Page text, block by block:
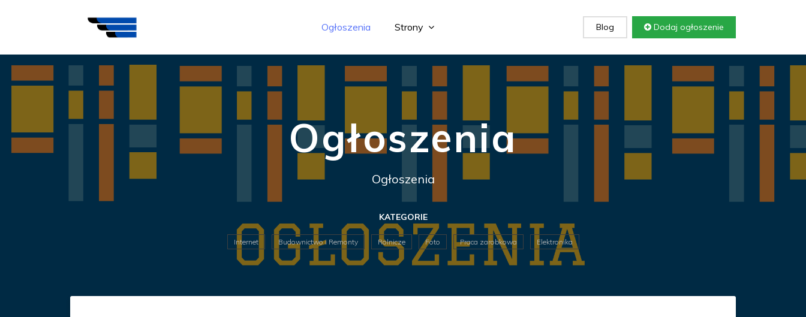
Ogłoszenia Strony Blog Dodaj ogłoszenie
Ogłoszenia
Ogłoszenia
KATEGORIE
Internet Budownictwo i Remonty Rolnicze Foto Praca zarobkowa Elektronika